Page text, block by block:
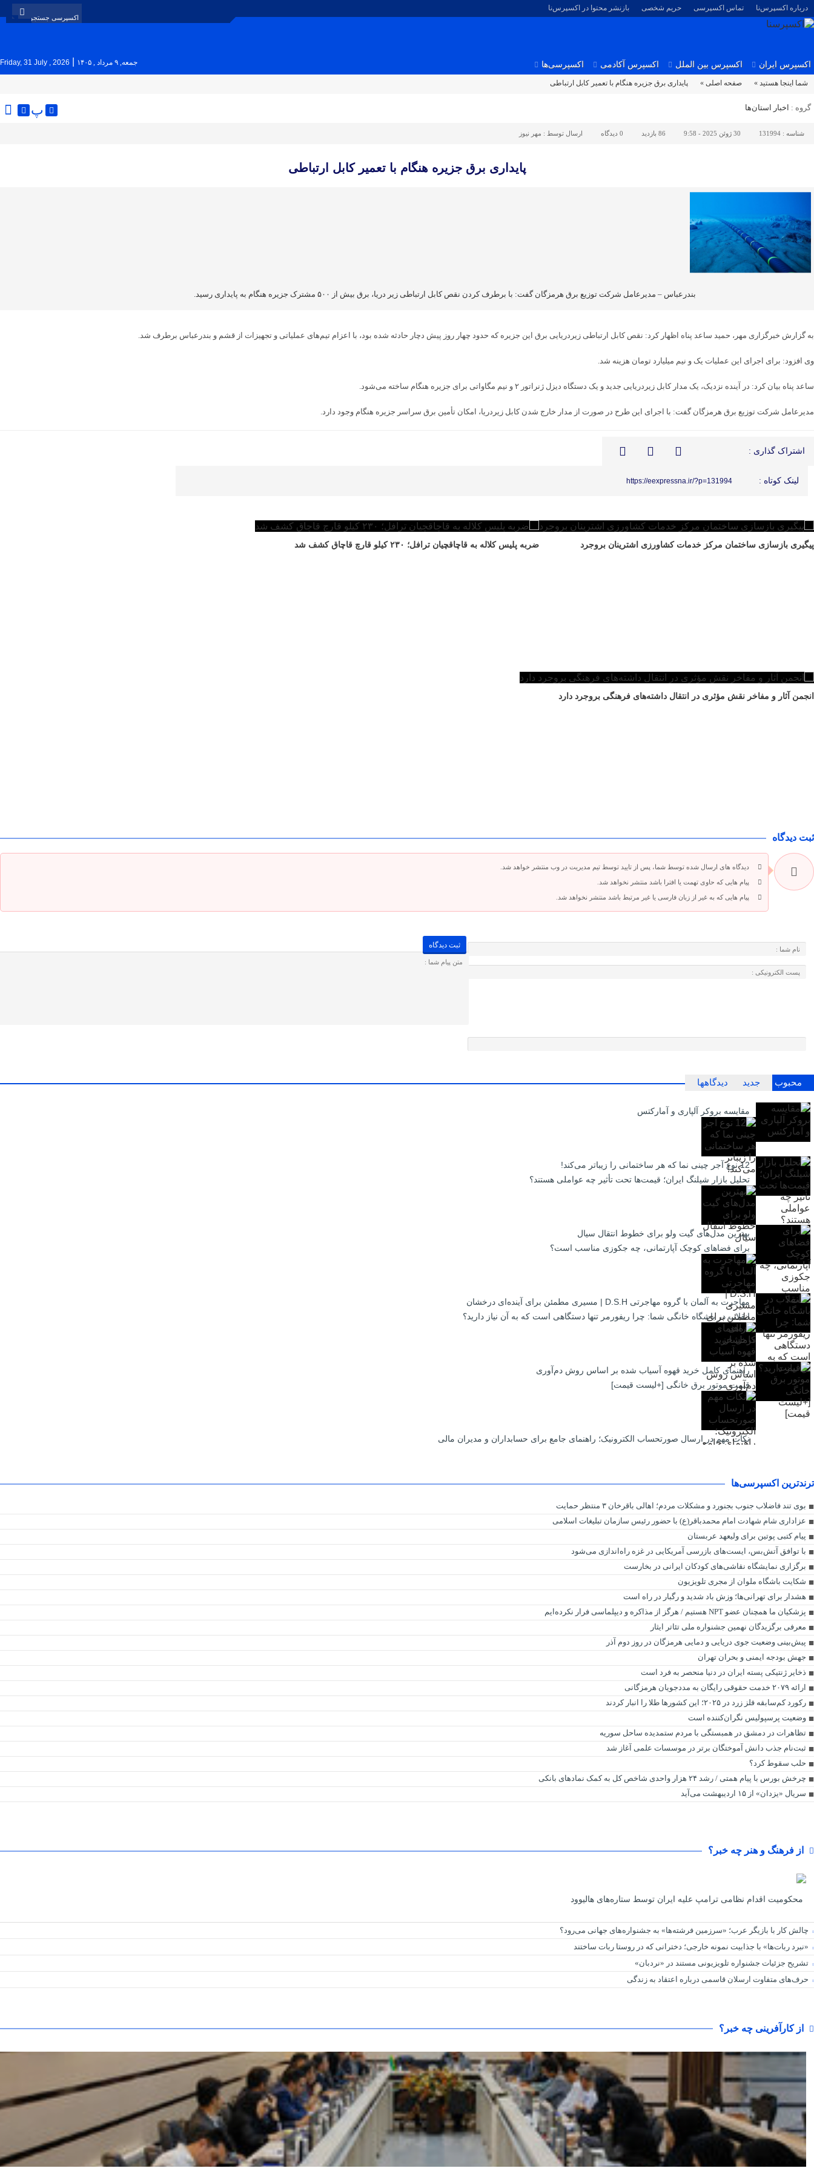
درباره اکسپرس‌نا تماس اکسپرسی حریم شخصی بازنشر محتوا در اکسپرس‌نا
اکسپرس ایران اکسپرس بین الملل اکسپرس آکادمی اکسپرسی‌ها جمعه, ۹ مرداد , ۱۴۰۵ Friday, 31 July , 2026
شما اینجا هستید » صفحه اصلی » پایداری برق جزیره هنگام با تعمیر کابل ارتباطی
گروه : اخبار استان‌ها پ
شناسه : 131994 30 ژوئن 2025 - 9:58 86 بازدید 0 دیدگاه ارسال توسط : مهر نیوز
پایداری برق جزیره هنگام با تعمیر کابل ارتباطی
بندرعباس – مدیرعامل شرکت توزیع برق هرمزگان گفت: با برطرف کردن نقص کابل ارتباطی زیر دریا، برق بیش از ۵۰۰ مشترک جزیره هنگام به پایداری رسید.
به گزارش خبرگزاری مهر، حمید ساعد پناه اظهار کرد: نقص کابل ارتباطی زیردریایی برق این جزیره که حدود چهار روز پیش دچار حادثه شده بود، با اعزام تیم‌های عملیاتی و تجهیزات از قشم و بندرعباس برطرف شد.
وی افزود: برای اجرای این عملیات یک و نیم میلیارد تومان هزینه شد.
ساعد پناه بیان کرد: در آینده نزدیک، یک مدار کابل زیردریایی جدید و یک دستگاه دیزل ژنراتور ۲ و نیم مگاواتی برای جزیره هنگام ساخته می‌شود.
مدیرعامل شرکت توزیع برق هرمزگان گفت: با اجرای این طرح در صورت از مدار خارج شدن کابل زیردریا، امکان تأمین برق سراسر جزیره هنگام وجود دارد.
اشتراک گذاری :
لینک کوتاه : https://eexpressna.ir/?p=131994
پیگیری بازسازی ساختمان مرکز خدمات کشاورزی اشترینان بروجرد ضربه پلیس کلاله به قاچاقچیان ترافل؛ ۲۳۰ کیلو قارچ قاچاق کشف شد
انجمن آثار و مفاخر نقش مؤثری در انتقال داشته‌های فرهنگی بروجرد دارد
ثبت دیدگاه
دیدگاه های ارسال شده توسط شما، پس از تایید توسط تیم مدیریت در وب منتشر خواهد شد.
پیام هایی که حاوی تهمت یا افترا باشد منتشر نخواهد شد.
پیام هایی که به غیر از زبان فارسی یا غیر مرتبط باشد منتشر نخواهد شد.
لطفا پاسخ را به عدد انگلیسی وارد کنید:
محبوب جدید دیدگاهها
مقایسه بروکر آلپاری و آمارکتس
12 نوع آجر چینی نما که هر ساختمانی را زیباتر می‌کند!
تحلیل بازار شیلنگ ایران؛ قیمت‌ها تحت تأثیر چه عواملی هستند؟
بهترین مدل‌های گیت ولو برای خطوط انتقال سیال
برای فضاهای کوچک آپارتمانی، چه جکوزی مناسب است؟
مهاجرت به آلمان با گروه مهاجرتی D.S.H | مسیری مطمئن برای آینده‌ای درخشان
انقلاب در باشگاه خانگی شما: چرا ریفورمر تنها دستگاهی است که به آن نیاز دارید؟
راهنمای کامل خرید قهوه آسیاب شده بر اساس روش دم‌آوری
قیمت موتور برق خانگی [+لیست قیمت]
نکات مهم در ارسال صورتحساب الکترونیک؛ راهنمای جامع برای حسابداران و مدیران مالی
ترندترین اکسپرسی‌ها
بوی تند فاضلاب جنوب بجنورد و مشکلات مردم؛ اهالی باقرخان ۳ منتظر حمایت
عزاداری شام شهادت امام محمدباقر(ع) با حضور رئیس سازمان تبلیغات اسلامی
پیام کتبی پوتین برای ولیعهد عربستان
با توافق آتش‌بس، ایست‌های بازرسی آمریکایی در غزه راه‌اندازی می‌شود
برگزاری نمایشگاه نقاشی‌های کودکان ایرانی در بخارست
شکایت باشگاه ملوان از مجری تلویزیون
هشدار برای تهرانی‌ها؛ وزش باد شدید و رگبار در راه است
پزشکیان ما همچنان عضو NPT هستیم / هرگز از مذاکره و دیپلماسی فرار نکرده‌ایم
معرفی برگزیدگان نهمین جشنواره ملی تئاتر ایثار
پیش‌بینی وضعیت جوی دریایی و دمایی هرمزگان در روز دوم آذر
جهش بودجه ایمنی و بحران تهران
ذخایر ژنتیکی پسته ایران در دنیا منحصر به فرد است
ارائه ۲۰۷۹ خدمت حقوقی رایگان به مددجویان هرمزگانی
رکورد کم‌سابقه فلز زرد در ۲۰۲۵؛ این کشورها طلا را انبار کردند
وضعیت پرسپولیس نگران‌کننده است
تظاهرات در دمشق در همبستگی با مردم ستمدیده ساحل سوریه
ثبت‌نام جذب دانش آموختگان برتر در موسسات علمی آغاز شد
حلب سقوط کرد؟
چرخش بورس با پیام همتی / رشد ۲۴ هزار واحدی شاخص کل به کمک نماد‌های بانکی
سریال «یزدان» از ۱۵ اردیبهشت می‌آید
از فرهنگ و هنر چه خبر؟
محکومیت اقدام نظامی ترامپ علیه ایران توسط ستاره‌های هالیوود
چالش کار با بازیگر عرب؛ «سرزمین فرشته‌ها» به جشنواره‌های جهانی می‌رود؟
«نبرد ربات‌ها» با جذابیت نمونه خارجی؛ دخترانی که در روستا ربات ساختند
تشریح جزئیات جشنواره‌ تلویزیونی مستند در «نردبان»
حرف‌های متفاوت ارسلان قاسمی درباره اعتقاد به زندگی
از کارآفرینی چه خبر؟